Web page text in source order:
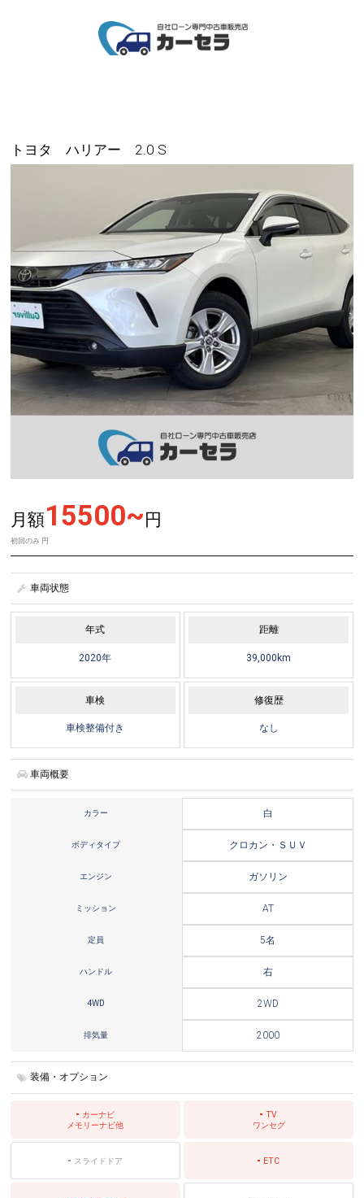
トヨタ ハリアー 2.0 S
月額15500~ 円
初回のみ 円
車両状態
年式
2020年
距離
39,000km
車検
車検整備付き
修復歴
なし
車両概要
カラー 白
ボディタイプ クロカン・ＳＵＶ
エンジン ガソリン
ミッション AT
定員 5名
ハンドル 右
4WD 2WD
排気量 2000
装備・オプション
カーナビ
メモリーナビ他
TV
ワンセグ
スライドドア ETC